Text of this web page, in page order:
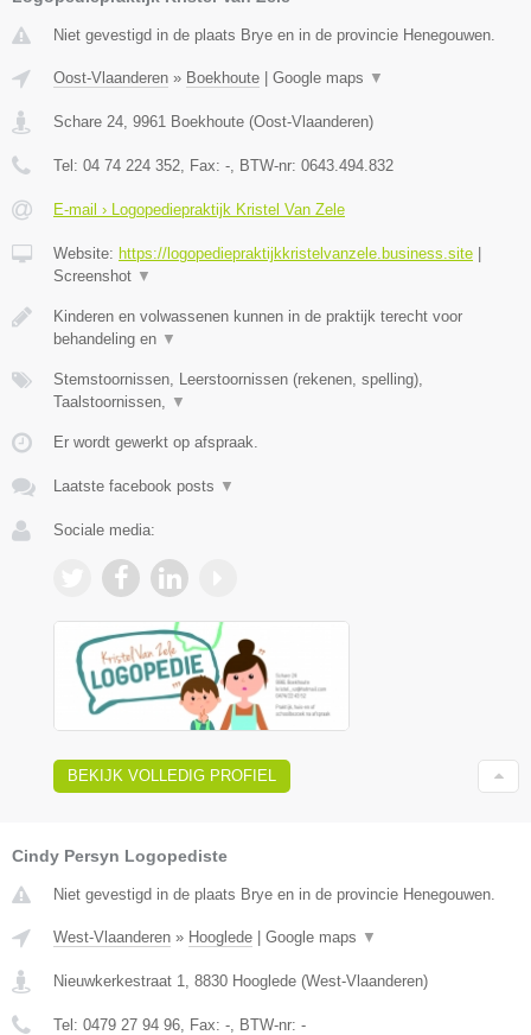
Niet gevestigd in de plaats Brye en in de provincie Henegouwen.
Oost-Vlaanderen » Boekhoute | Google maps ▼
Schare 24 9961 Boekhoute (Oost-Vlaanderen)
Tel: 04 74 224 352 , Fax: - , BTW-nr: 0643.494.832
E-mail › Logopediepraktijk Kristel Van Zele
Website: https://logopediepraktijkkristelvanzele.business.site |
Screenshot ▼
Kinderen en volwassenen kunnen in de praktijk terecht voor
behandeling en ▼
Stemstoornissen, Leerstoornissen (rekenen, spelling),
Taalstoornissen,
▼
Er wordt gewerkt op afspraak.
Laatste facebook posts ▼
Sociale media:
BEKIJK VOLLEDIG PROFIEL
Cindy Persyn Logopediste
Niet gevestigd in de plaats Brye en in de provincie Henegouwen.
West-Vlaanderen » Hooglede Google maps ▼
Nieuwkerkestraat 1 8830 Hooglede (West-Vlaanderen)
Tel: 0479 27 94 96 , Fax: - , BTW-nr: -